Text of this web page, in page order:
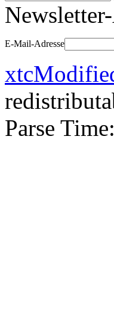
E-Mail-Adresse
Parse